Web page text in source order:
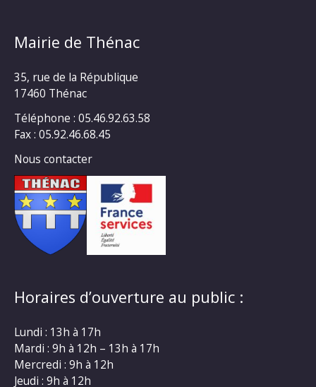
Mairie de Thénac
35, rue de la République
17460 Thénac
Téléphone : 05.46.92.63.58
Fax : 05.92.46.68.45
Nous contacter
Horaires d’ouverture au public :
Lundi : 13h à 17h
Mardi : 9h à 12h – 13h à 17h
Mercredi : 9h à 12h
Jeudi : 9h à 12h